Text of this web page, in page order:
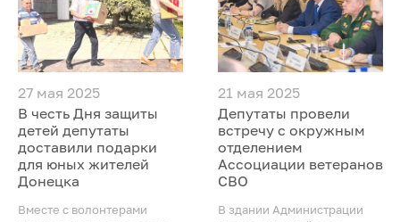
27 мая 2025
В честь Дня защиты
детей депутаты
доставили подарки
для юных жителей
Донецка
Вместе с волонтерами
21 мая 2025
Депутаты провели
встречу с окружным
отделением
Ассоциации ветеранов
СВО
В здании Администрации